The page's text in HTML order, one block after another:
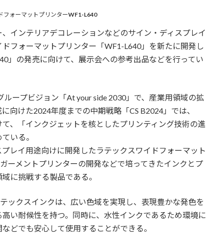
フォーマットプリンターWF1-L640
インテリアデコレーションなどのサイン・ディスプレイ
フォーマットプリンター「WF1-L640」を新たに開発し
」の発売に向けて、展示会への参考出品などを行ってい
ープビジョン「At your side 2030」で、産業用領域の拡
向けた2024年度までの中期戦略「CS B2024」では、
、「インクジェットを核としたプリンティング技術の進
いる。
レイ用途向けに開発したラテックスワイドフォーマット
ーメントプリンターの開発などで培ってきたインクとプ
に挑戦する製品である。
ックスインクは、広い色域を実現し、表現豊かな発色を
い耐候性を持つ。同時に、水性インクであるため環境に
どでも安心して使用することができる。